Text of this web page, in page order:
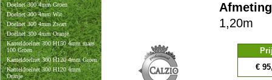
Doelnet 300 4mm Groen
Doelnet 300 4mm Wit
Doelnet 300 4mm Zwart
Doelnet 300 4mm Oranje
Kanteldoelnet 300 H150 4mm maas
100 Groen
Kanteldoelnet 300 H120 4mm Groen
Kanteldoelnet 300 H120 4mm
Oranje
1,20m
€